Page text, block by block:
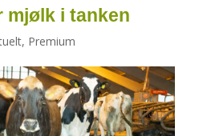
mjølk i tanken
, Premium